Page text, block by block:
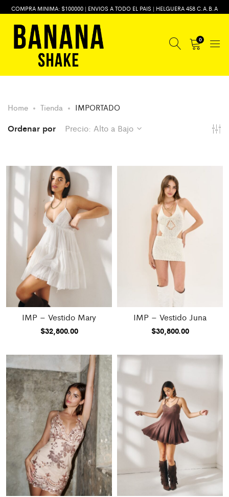
COMPRA MINIMA: $100000 | ENVIOS A TODO EL PAIS | HELGUERA 458 C.A.B.A
0
Home Tienda IMPORTADO
Ordenar por Precio: Alto a Bajo
IMP – Vestido Mary
$32,800.00
IMP – Vestido Juna
$30,800.00